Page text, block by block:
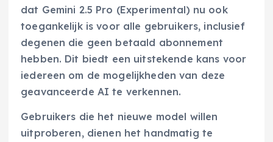
dat Gemini 2.5 Pro (Experimental) nu ook
toegankelijk is voor alle gebruikers, inclusief
degenen die geen betaald abonnement
hebben. Dit biedt een uitstekende kans voor
iedereen om de mogelijkheden van deze
geavanceerde AI te verkennen.
Gebruikers die het nieuwe model willen
uitproberen, dienen het handmatig te